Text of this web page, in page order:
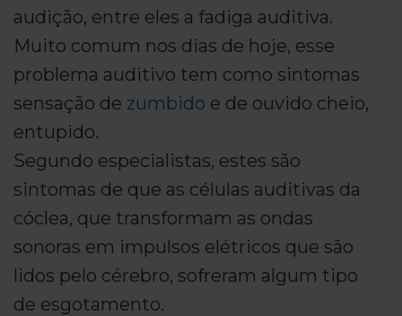
audição, entre eles a fadiga auditiva.
Muito comum nos dias de hoje, esse
problema auditivo tem como sintomas
sensação de zumbido e de ouvido cheio,
entupido.
Segundo especialistas, estes são
sintomas de que as células auditivas da
cóclea, que transformam as ondas
sonoras em impulsos elétricos que são
lidos pelo cérebro, sofreram algum tipo
de esgotamento.